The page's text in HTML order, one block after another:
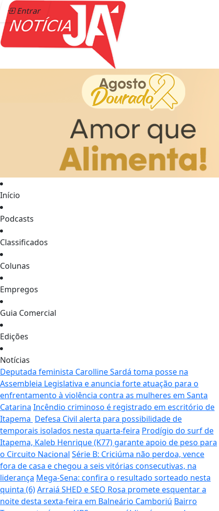
Entrar
Início
Podcasts
Classificados
Colunas
Empregos
Guia Comercial
Edições
Notícias
Deputada feminista Carolline Sardá toma posse na
Assembleia Legislativa e anuncia forte atuação para o
enfrentamento à violência contra as mulheres em Santa
Catarina Incêndio criminoso é registrado em escritório de
Itapema Defesa Civil alerta para possibilidade de
temporais isolados nesta quarta-feira Prodígio do surf de
Itapema, Kaleb Henrique (K77) garante apoio de peso para
o Circuito Nacional Série B: Criciúma não perdoa, vence
fora de casa e chegou a seis vitórias consecutivas, na
liderança Mega-Sena: confira o resultado sorteado nesta
quinta (6)Arraiá SHED e SEO Rosa promete esquentar a
noite desta sexta-feira em Balneário Camboriú Bairro